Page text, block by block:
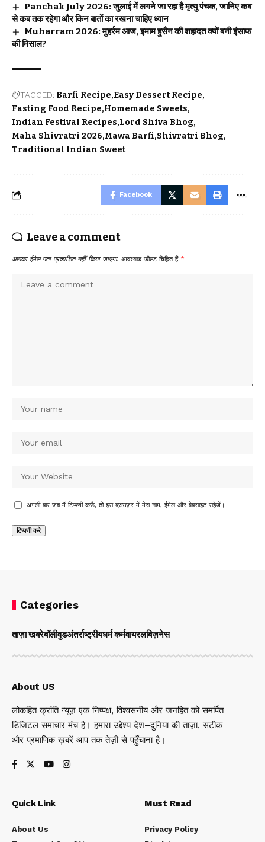
Panchak July 2026: जुलाई में लगने जा रहा है मृत्यु पंचक, जानिए कब
से कब तक रहेगा और किन बातों का रखना चाहिए ध्यान
Muharram 2026: मुहर्रम आज, इमाम हुसैन की शहादत क्यों बनी इंसाफ
की मिसाल?
TAGGED: Barfi Recipe Easy Dessert Recipe
Fasting Food Recipe Homemade Sweets
Indian Festival Recipes Lord Shiva Bhog
Maha Shivratri 2026 Mawa Barfi Shivratri Bhog
Traditional Indian Sweet
Facebook
Leave a comment
आपका ईमेल पता प्रकाशित नहीं किया जाएगा. आवश्यक फ़ील्ड चिह्नित हैं *
अगली बार जब मैं टिप्पणी करूँ, तो इस ब्राउज़र में मेरा नाम, ईमेल और वेबसाइट सहेजें।
Categories
ताज़ा खबरेबॉलीवुडअंतर्राष्ट्रीयधर्म कर्मवायरलबिज़नेस
About US
लोकहित क्रांति न्यूज़ एक निष्पक्ष, विश्वसनीय और जनहित को समर्पित
डिजिटल समाचार मंच है। हमारा उद्देश्य देश–दुनिया की ताज़ा, सटीक
और प्रमाणिक ख़बरें आप तक तेज़ी से पहुँचाना है।
Quick Link
About Us
Must Read
Privacy Policy